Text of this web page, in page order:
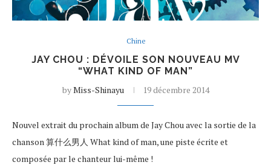
Chine
JAY CHOU : DÉVOILE SON NOUVEAU MV
“WHAT KIND OF MAN”
byMiss-Shinayu 19 décembre 2014
Nouvel extrait du prochain album de Jay Chou avec la sortie de la
chanson 算什么男人 What kind of man, une piste écrite et
composée par le chanteur lui-même !